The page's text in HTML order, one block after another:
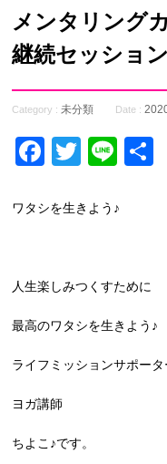
メンタリング
継続セッショ
Category :未分類 Date :
Facebook
Twitter
Line
ワタシを生きよう♪
人生楽しみつくすために
最高のワタシを生きよう♪
ライフミッションサポータ
ヨガ講師
ちよこ♪です。